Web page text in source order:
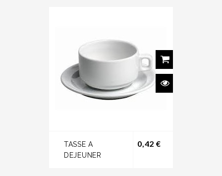
TASSE A
DEJEUNER
0,42 €Prix